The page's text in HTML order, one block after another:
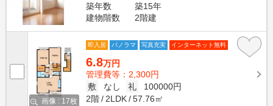
築年数
築15年
建物階数
2階建
画像 : 17枚
即入居 パノラマ 写真充実 インターネット無料
6.8万円
管理費等：2,300円
敷
なし 礼
100000円
2階
2LDK 57.76㎡